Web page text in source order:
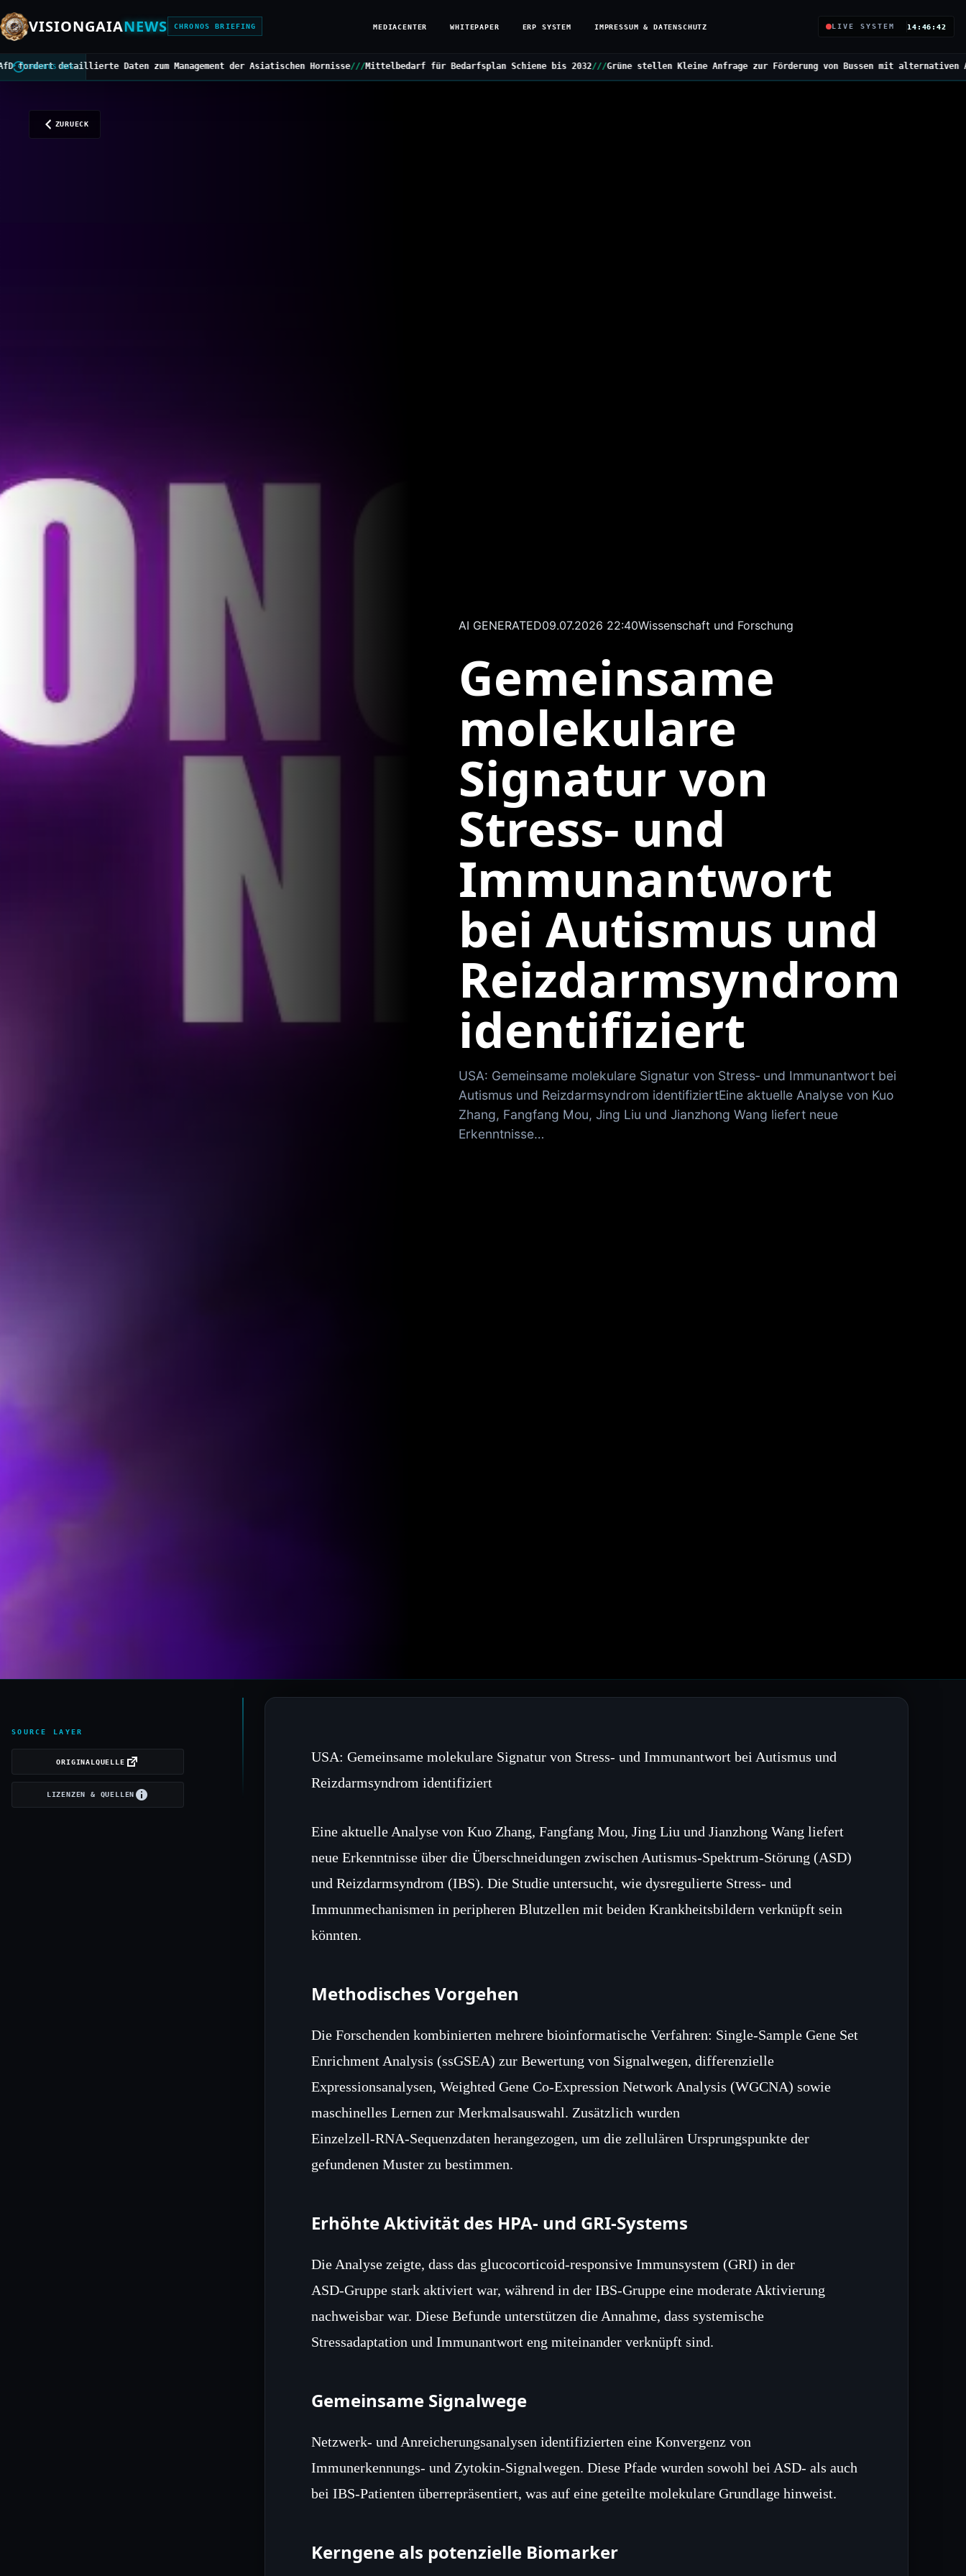
VISIONGAIANEWS CHRONOS BRIEFING MEDIACENTER WHITEPAPER ERP SYSTEM IMPRESSUM & DATENSCHUTZ LIVE SYSTEM 14:46:43
CHRONOS BUS
zum Management der Asiatischen Hornisse///Mittelbedarf für Bedarfsplan Schiene bis 2032///Grüne stellen Kleine Anfrage zur Förderung von Bussen mit alternativen Antrieben ///
ZURUECK
AI GENERATED09.07.2026 22:40Wissenschaft und Forschung
Gemeinsame
molekulare
Signatur von
Stress‑ und
Immunantwort
bei Autismus und
Reizdarmsyndrom
identifiziert
USA: Gemeinsame molekulare Signatur von Stress‑ und Immunantwort bei
Autismus und Reizdarmsyndrom identifiziertEine aktuelle Analyse von Kuo
Zhang, Fangfang Mou, Jing Liu und Jianzhong Wang liefert neue
Erkenntnisse…
SOURCE LAYER
ORIGINALQUELLE
LIZENZEN & QUELLEN
USA: Gemeinsame molekulare Signatur von Stress‑ und Immunantwort bei Autismus und
Reizdarmsyndrom identifiziert
Eine aktuelle Analyse von Kuo Zhang, Fangfang Mou, Jing Liu und Jianzhong Wang liefert
neue Erkenntnisse über die Überschneidungen zwischen Autismus‑Spektrum‑Störung (ASD)
und Reizdarmsyndrom (IBS). Die Studie untersucht, wie dysregulierte Stress‑ und
Immunmechanismen in peripheren Blutzellen mit beiden Krankheitsbildern verknüpft sein
könnten.
Methodisches Vorgehen
Die Forschenden kombinierten mehrere bioinformatische Verfahren: Single‑Sample Gene Set
Enrichment Analysis (ssGSEA) zur Bewertung von Signalwegen, differenzielle
Expressionsanalysen, Weighted Gene Co‑Expression Network Analysis (WGCNA) sowie
maschinelles Lernen zur Merkmalsauswahl. Zusätzlich wurden
Einzelzell‑RNA‑Sequenzdaten herangezogen, um die zellulären Ursprungspunkte der
gefundenen Muster zu bestimmen.
Erhöhte Aktivität des HPA‑ und GRI‑Systems
Die Analyse zeigte, dass das glucocorticoid‑responsive Immunsystem (GRI) in der
ASD‑Gruppe stark aktiviert war, während in der IBS‑Gruppe eine moderate Aktivierung
nachweisbar war. Diese Befunde unterstützen die Annahme, dass systemische
Stressadaptation und Immunantwort eng miteinander verknüpft sind.
Gemeinsame Signalwege
Netzwerk‑ und Anreicherungsanalysen identifizierten eine Konvergenz von
Immunerkennungs‑ und Zytokin‑Signalwegen. Diese Pfade wurden sowohl bei ASD‑ als auch
bei IBS‑Patienten überrepräsentiert, was auf eine geteilte molekulare Grundlage hinweist.
Kerngene als potenzielle Biomarker